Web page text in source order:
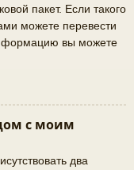
пакет. Если такого
можете перевести
вы можете
с моим
два